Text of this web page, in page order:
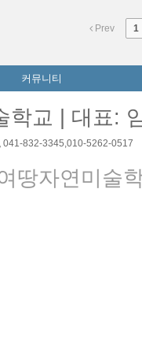
Prev 1
커뮤니티
학교 | 대표:
041-832-3345,010-5262-0517
땅자연미술